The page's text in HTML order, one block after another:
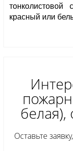
красный или
белая),
Оставьте